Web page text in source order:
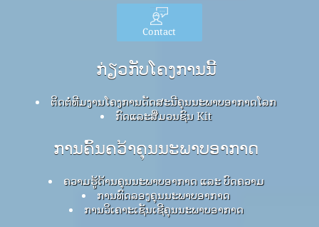
Contact
ກ່ຽວກັບໂຄງການນີ້
ຕິດຕໍ່ທີມງານໂຄງການດັດສະນີຄຸນນະພາບອາກາດໂລກ
ກົດ​ແລະ​ສື່​ມວນ​ຊົນ Kit
ການຄົ້ນຄວ້າຄຸນນະພາບອາກາດ
ຄວາມຮູ້ດ້ານຄຸນນະພາບອາກາດ ແລະ ບົດຄວາມ
ການທົດລອງຄຸນນະພາບອາກາດ
ການວິເຄາະເຊັນເຊີຄຸນນະພາບອາກາດ